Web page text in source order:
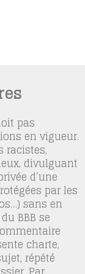
pas
en vigueur.
racistes,
divulguant
d’une
par les
sans en
BBB se
charte,
répété